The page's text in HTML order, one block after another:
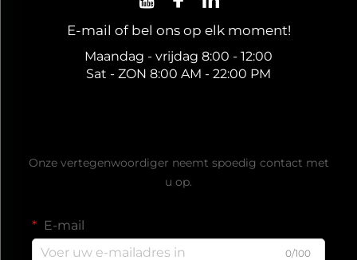
E-mail of bel ons op elk moment!
Maandag - vrijdag 8:00 - 12:00
Sat - ZON 8:00 AM - 22:00 PM
Onze vertegenwoordiger neemt spoedig contact met
u op.
E-mail
0/100